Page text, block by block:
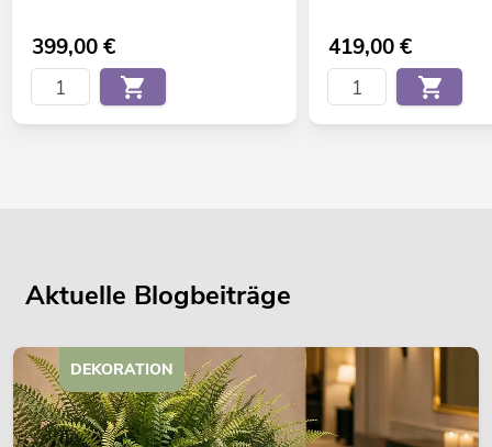
399,00€ 419,00€
Aktuelle Blogbeiträge
DEKORATION